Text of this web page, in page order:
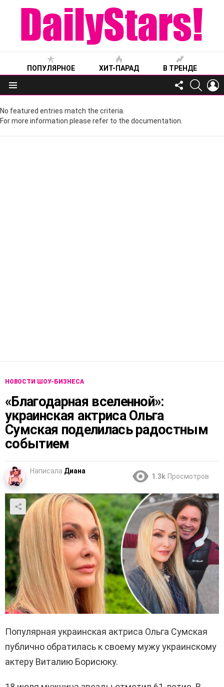
ПОПУЛЯРНОЕ ХИТ-ПАРАД В ТРЕНДЕ
Меню
FOLLOW
US
No featured entries match the criteria.
For more information please refer to the documentation.
НОВОСТИ ШОУ-БИЗНЕСА
«Благодарная вселенной»:
украинская актриса Ольга
Сумская поделилась радостным
событием
Написала Диана
1.3k Просмотров
Популярная украинская актриса Ольга Сумская
публично обратилась к своему мужу украинскому
актеру Виталию Борисюку.